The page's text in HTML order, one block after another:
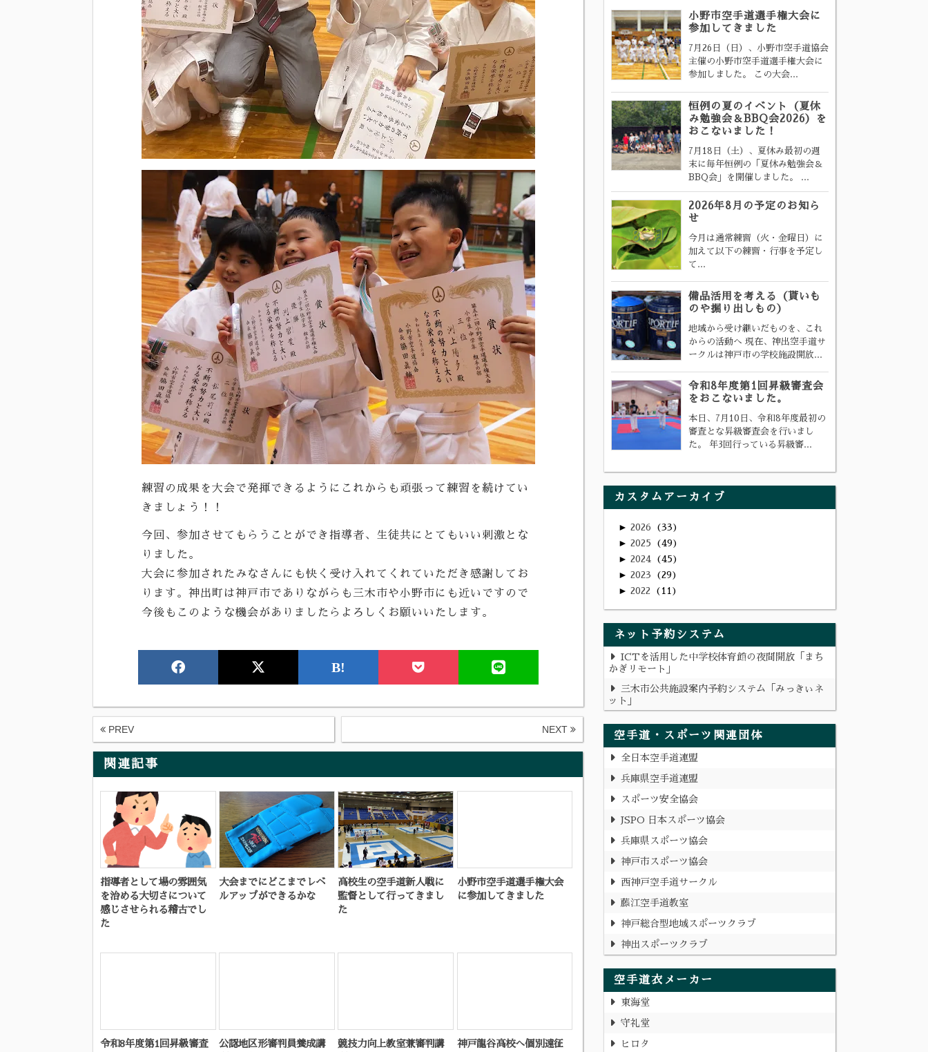
練習の成果を大会で発揮できるようにこれからも頑張って練習を続けてい
きましょう！！
今回、参加させてもらうことができ指導者、生徒共にとてもいい刺激とな
りました。
大会に参加されたみなさんにも快く受け入れてくれていただき感謝してお
ります。神出町は神戸市でありながらも三木市や小野市にも近いですので
今後もこのような機会がありましたらよろしくお願いいたします。
B!
PREV NEXT
関連記事
指導者として場の雰囲気
を治める大切さについて
感じさせられる稽古でし
た
大会までにどこまでレベ
ルアップができるかな
高校生の空手道新人戦に
監督として行ってきまし
た
小野市空手道選手権大会
に参加してきました
令和8年度第1回昇級審査
公認地区形審判員養成講
競技力向上教室兼審判講
神戸龍谷高校へ個別遠征
小野市空手道選手権大会に
参加してきました
7月26日（日）、小野市空手道協会
主催の小野市空手道選手権大会に
参加しました。 この大会...
恒例の夏のイベント（夏休
み勉強会＆BBQ会2026）を
おこないました！
7月18日（土）、夏休み最初の週
末に毎年恒例の「夏休み勉強会＆
BBQ会」を開催しました。 ...
2026年8月の予定のお知ら
せ
今月は通常練習（火・金曜日）に
加えて以下の練習・行事を予定し
て...
備品活用を考える（貰いも
のや掘り出しもの）
地域から受け継いだものを、これ
からの活動へ 現在、神出空手道サ
ークルは神戸市の学校施設開放...
令和8年度第1回昇級審査会
をおこないました。
本日、7月10日、令和8年度最初の
審査とな昇級審査会を行いまし
た。 年3回行っている昇級審...
カスタムアーカイブ
► 2026 33
► 2025 49
► 2024 45
► 2023 29
► 2022 11
ネット予約システム
ICTを活用した中学校体育館の夜間開放「まち
かぎリモート」
三木市公共施設案内予約システム「みっきぃネ
ット」
空手道・スポーツ関連団体
全日本空手道連盟
兵庫県空手道連盟
スポーツ安全協会
JSPO 日本スポーツ協会
兵庫県スポーツ協会
神戸市スポーツ協会
西神戸空手道サークル
藤江空手道教室
神戸総合型地域スポーツクラブ
神出スポーツクラブ
空手道衣メーカー
東海堂
守礼堂
ヒロタ